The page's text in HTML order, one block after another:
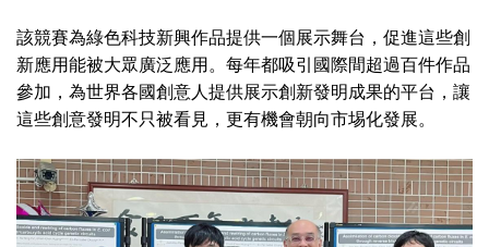
該競賽為綠色科技新興作品提供一個展示舞台，促進這些創
新應用能被大眾廣泛應用。每年都吸引國際間超過百件作品
參加，為世界各國創意人提供展示創新發明成果的平台，讓
這些創意發明不只被看見，更有機會朝向市埸化發展。